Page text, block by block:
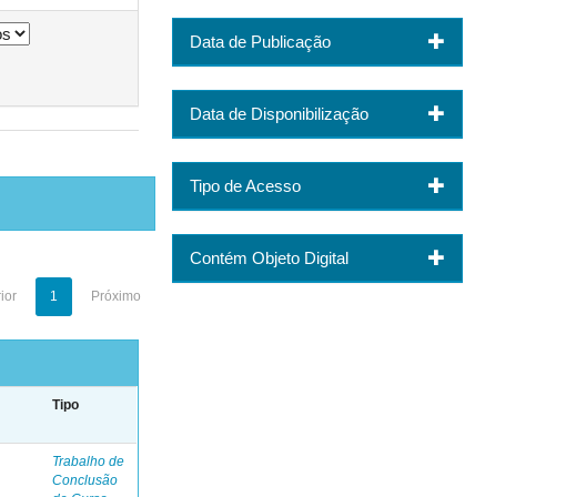
1 Próximo
Tipo
Trabalho de
Conclusão
Data de Publicação
Data de Disponibilização
Tipo de Acesso
Contém Objeto Digital